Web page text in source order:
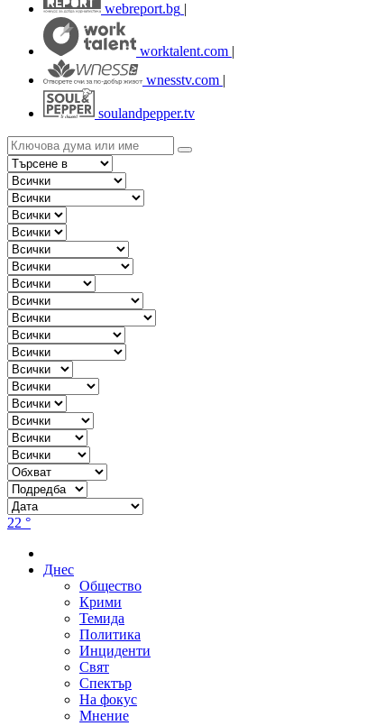
webreport.bg |
worktalent.com |
wnesstv.com |
soulandpepper.tv
22 °
Днес
Общество
Крими
Темида
Политика
Инциденти
Свят
Спектър
На фокус
Мнение